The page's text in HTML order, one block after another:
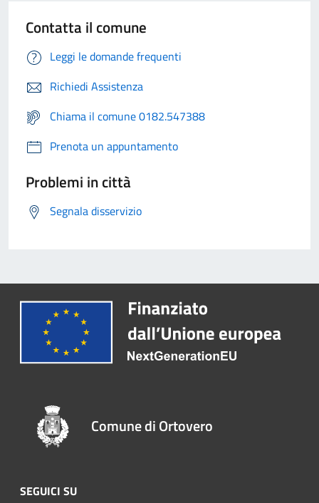
Contatta il comune
Leggi le domande frequenti
Richiedi Assistenza
Chiama il comune 0182.547388
Prenota un appuntamento
Problemi in città
Segnala disservizio
Comune di Ortovero
SEGUICI SU